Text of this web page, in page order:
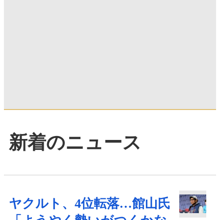
新着のニュース
ヤクルト、4位転落…館山氏